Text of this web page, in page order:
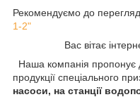
Рекомендуємо до
1-2"
Вас вітає
Наша компанія пропонує
продукції спеціального
насоси, на станції